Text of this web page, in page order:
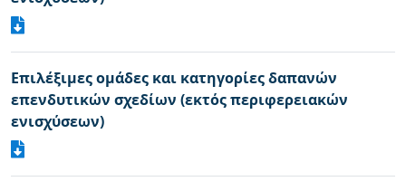
Επιλέξιμες ομάδες και κατηγορίες δαπανών
επενδυτικών σχεδίων (εκτός περιφερειακών
ενισχύσεων)